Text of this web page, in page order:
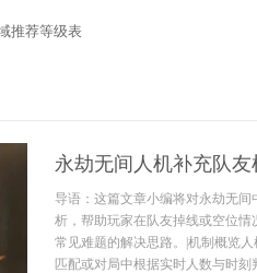
推荐等级表
永劫无间人机补充队
导语：这篇文章小编将对永劫无
析，帮助玩家在队友掉线或空位
常见难题的解决思路。|机制概览
匹配或对局中根据实时人数与时